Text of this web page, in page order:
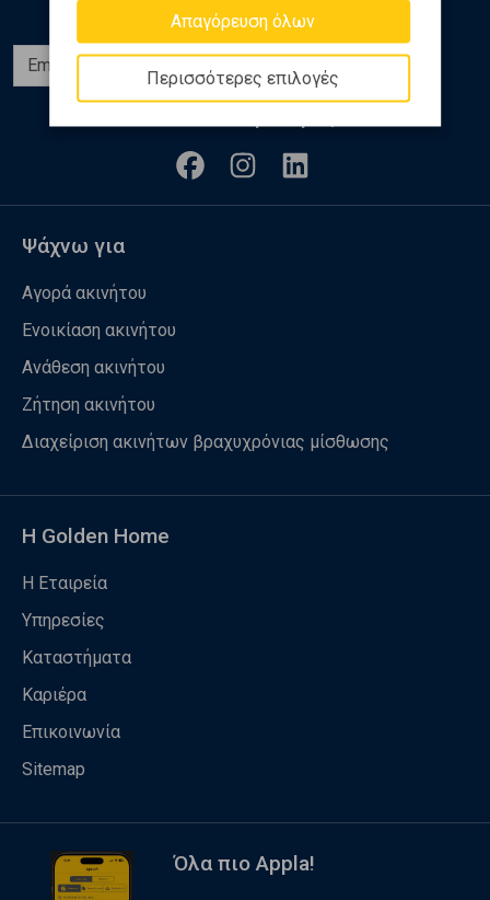
Απαγόρευση όλων
Περισσότερες επιλογές
Ψάχνω για
Αγορά ακινήτου
Ενοικίαση ακινήτου
Ανάθεση ακινήτου
Ζήτηση ακινήτου
Διαχείριση ακινήτων βραχυχρόνιας μίσθωσης
Η Golden Home
Η Εταιρεία
Υπηρεσίες
Καταστήματα
Καριέρα
Επικοινωνία
Sitemap
Όλα πιο Appla!